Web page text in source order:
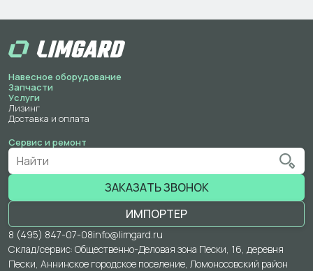
Навесное оборудование
Запчасти
Услуги
Лизинг
Доставка и оплата
Сервис и ремонт
ЗАКАЗАТЬ ЗВОНОК
ИМПОРТЕР
8 (495) 847-07-08info@limgard.ru
Склад/сервис: Общественно-Деловая зона Пески, 16, деревня
Пески, Аннинское городское поселение, Ломоносовский район